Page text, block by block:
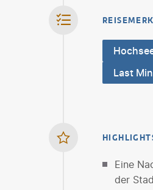
Last
Eine
der